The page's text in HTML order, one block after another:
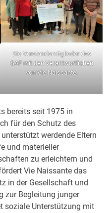
Die Vorstandsmitglieder des
SAF mit den Verantwortlichen
von Vie Naissante.
bereits seit 1975 in
für den Schutz des
werdende Eltern
und materieller
zu erleichtern und
Vie Naissante das
in der Gesellschaft und
zur Begleitung junger
soziale Unterstützung mit